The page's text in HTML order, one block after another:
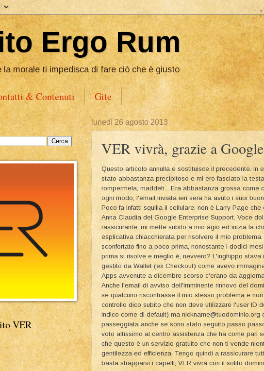
Ergo Rum
la morale ti impedisca di fare ciò che è giusto
& Contenuti Gite
lunedì 26 agosto 2013
VER vivrà, grazie a Google
Questo articolo annulla e sostituisce il precedente. In
stato abbastanza precipitoso e mi ero fasciato la
rompermela, maddeh... Era abbastanza grossa come
ogni modo, l'email inviata ieri sera ha avuto i suoi
Poco fa infatti squilla il cellulare: non è Larry Page che
Anna Claudia del Google Enterprise Support. Voce
rassicurante, mi mette subito a mio agio ed inizia la
esplicativa chiacchierata per risolvere il mio problema.
sconfortato fino a poco prima, nonostante i dodici
prima si risolve e meglio è, nevvero? L'inghippo
gestito da Wallet (ex Checkout) come avevo
Apps avvenute a dicembre scorso c'erano da
Anche l'email di avviso dell'imminente rinnovo del
se qualcuno riscontrasse il mio stesso problema e
controllo dico subito che non deve utilizzare l'user ID
indico come di default) ma
passeggiata anche se sono stato seguito passo
voto altissimo al centro assistenza che ha come pari
che questo è un servizio gratuito che non ti vende
gentilezza ed efficienza. Tengo quindi a rassicurare
basta strapparsi i capelli, VER vivrà con il solito
VER